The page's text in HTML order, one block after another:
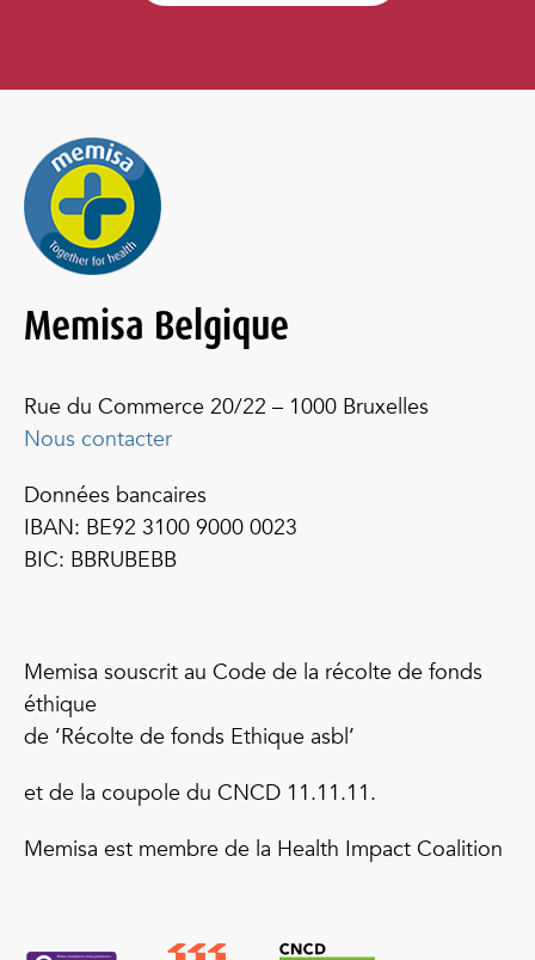
Memisa Belgique
Rue du Commerce 20/22 – 1000 Bruxelles
Nous contacter
Données bancaires
IBAN: BE92 3100 9000 0023
BIC: BBRUBEBB
Memisa souscrit au Code de la récolte de fonds
éthique
de ‘Récolte de fonds Ethique asbl’
et de la coupole du CNCD 11.11.11.
Memisa est membre de la Health Impact Coalition